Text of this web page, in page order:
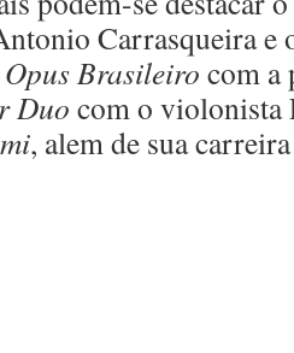
Carrasqueira
Opus Brasileiro com a
Duo com o violonista
, alem de sua